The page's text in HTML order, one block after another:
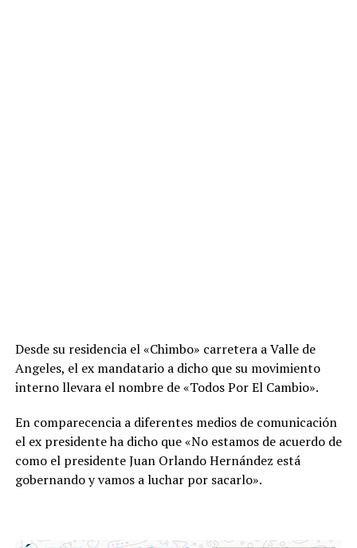
Desde su residencia el «Chimbo» carretera a Valle de
Angeles, el ex mandatario a dicho que su movimiento
interno llevara el nombre de «Todos Por El Cambio».
En comparecencia a diferentes medios de comunicación
el ex presidente ha dicho que «No estamos de acuerdo de
como el presidente Juan Orlando Hernández está
gobernando y vamos a luchar por sacarlo».